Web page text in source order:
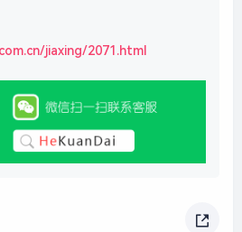
jiaxing/2071.html